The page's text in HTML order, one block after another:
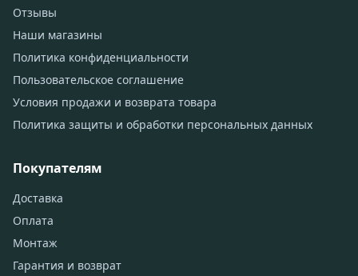
Отзывы
Наши магазины
Политика конфиденциальности
Пользовательское соглашение
Условия продажи и возврата товара
Политика защиты и обработки персональных данных
Покупателям
Доставка
Оплата
Монтаж
Гарантия и возврат